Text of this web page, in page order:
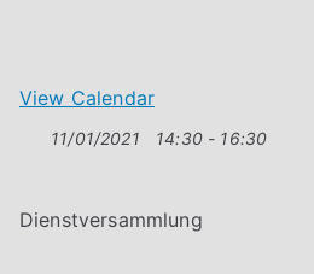
View Calendar
11/01/2021 14:30 - 16:30
Dienstversammlung